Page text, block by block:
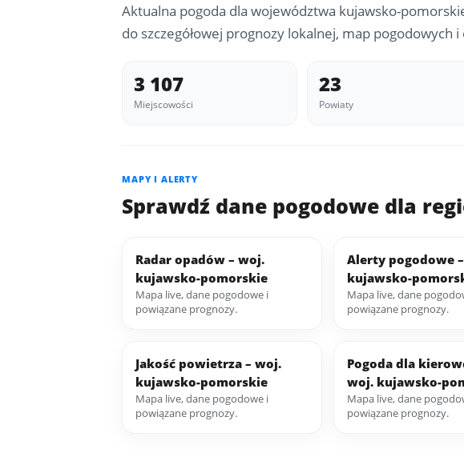
Aktualna pogoda dla województwa kujawsko-
do szczegółowej prognozy lokalnej, map pogodowych
3 107
Miejscowości
23
Powiaty
MAPY I ALERTY
Sprawdź dane pogodowe dla
Radar opadów – woj.
kujawsko-pomorskie
Mapa live, dane pogodowe i
powiązane prognozy.
Alerty pogodowe
kujawsko-
Mapa live, dane
powiązane prognozy.
Jakość powietrza – woj.
kujawsko-pomorskie
Mapa live, dane pogodowe i
powiązane prognozy.
Pogoda dla
woj. kujawsko-
Mapa live, dane
powiązane prognozy.